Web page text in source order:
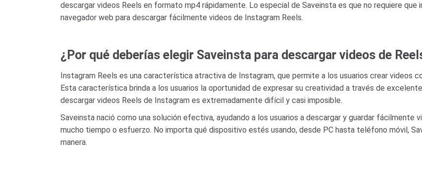
descargar videos Reels en formato mp4 rápidamente. Lo especial de Saveinsta es que no requiere
navegador web para descargar fácilmente videos de Instagram Reels.
¿Por qué deberías elegir Saveinsta para descargar videos de
Instagram Reels es una característica atractiva de Instagram, que permite a los usuarios crear videos
Esta característica brinda a los usuarios la oportunidad de expresar su creatividad a través de
descargar videos Reels de Instagram es extremadamente difícil y casi imposible.
Saveinsta nació como una solución efectiva, ayudando a los usuarios a descargar y guardar fácilmente
mucho tiempo o esfuerzo. No importa qué dispositivo estés usando, desde PC hasta teléfono móvil,
manera.